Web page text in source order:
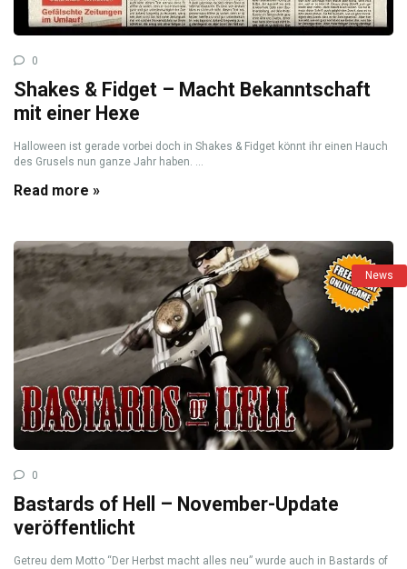
0
Shakes & Fidget – Macht Bekanntschaft
mit einer Hexe
Halloween ist gerade vorbei doch in Shakes & Fidget könnt ihr einen Hauch
des Grusels nun ganze Jahr haben. ...
Read more »
News
0
Bastards of Hell – November-Update
veröffentlicht
Getreu dem Motto “Der Herbst macht alles neu” wurde auch in Bastards of